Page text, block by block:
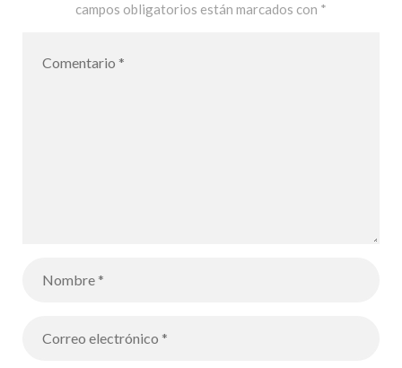
campos obligatorios están marcados con *